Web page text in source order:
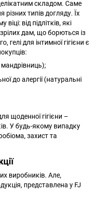
складом. Саме
різних типів догляду. Їх
від підлітків, які
дам, що борються із
гелі для інтимної гігієни є
до алергії (натуральні
щоденної гігієни –
У будь-якому випадку
захист та
виробників. Але,
представлена у FJ